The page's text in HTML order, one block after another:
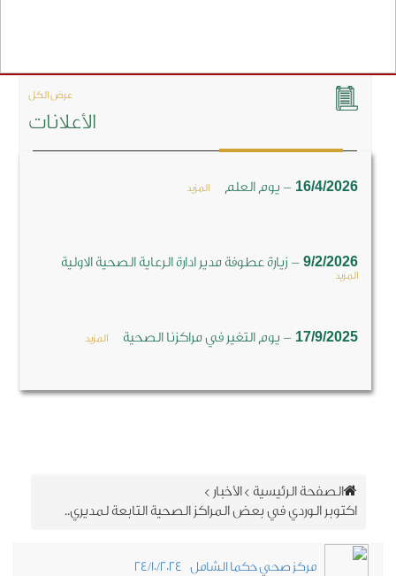
الأعلانات
عرض الكل
16/4/2026
-يوم العلم المزيد
9/2/2026
-زيارة عطوفة مدير ادارة الرعاية الصحية الاولية
17/9/2025
-يوم التغير في مراكزنا الصحية المزيد
الصفحة الرئيسية>الأخبار>
اكتوبر الوردي في بعض المراكز الصحية التابعة لمديري..
مركز صحي حكما الشامل 24/10/2024